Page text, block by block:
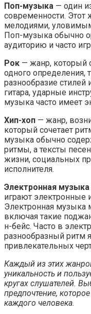
Поп-музыка — один
современности. Этот
мелодиями,
Поп-музыка обычно
аудиторию и часто
Рок — жанр, который
одного определения,
разнообразие
гитара, ударные
музыка часто имеет
Хип-хоп — жанр,
который сочетает
музыка обычно
ритмы, а тексты
жизни, социальных
исполнителя.
Электронная музыка
играют электронные
Электронная музыка
включая такие
н-бейс. Часто в
разнообразный ритм
привлекательных
Каждый из этих
уникальность и
кругах слушателей.
предпочтение,
каждого человека.